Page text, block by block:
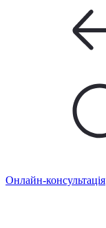
Онлайн-консультація